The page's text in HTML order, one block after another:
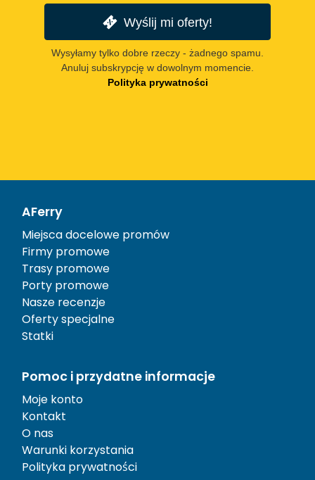
Wyślij mi oferty!
Wysyłamy tylko dobre rzeczy - żadnego spamu.
Anuluj subskrypcję w dowolnym momencie.
Polityka prywatności
AFerry
Miejsca docelowe promów
Firmy promowe
Trasy promowe
Porty promowe
Nasze recenzje
Oferty specjalne
Statki
Pomoc i przydatne informacje
Moje konto
Kontakt
O nas
Warunki korzystania
Polityka prywatności